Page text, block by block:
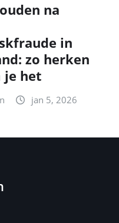
na
in
zo herken
je het
jan 5, 2026